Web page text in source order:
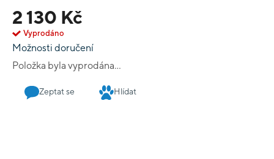
2 130 Kč
Vyprodáno
Možnosti doručení
Položka byla vyprodána…
Zeptat se Hlídat